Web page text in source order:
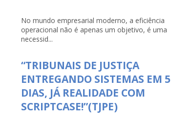
No mundo empresarial moderno, a eficiência
operacional não é apenas um objetivo, é uma
necessid...
“TRIBUNAIS DE JUSTIÇA
ENTREGANDO SISTEMAS EM 5
DIAS, JÁ REALIDADE COM
SCRIPTCASE!”(TJPE)